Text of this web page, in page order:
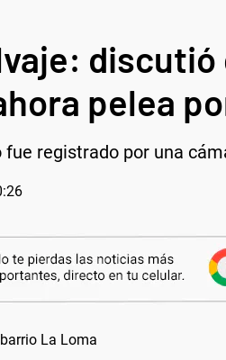
discutió
pelea
registrado por una